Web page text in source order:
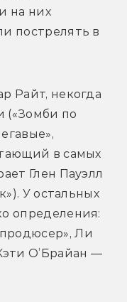
на них
пострелять в
Райт, некогда
(«Зомби по
в самых
Глен Пауэлл
У остальных
определения:
Ли
О’Брайан —